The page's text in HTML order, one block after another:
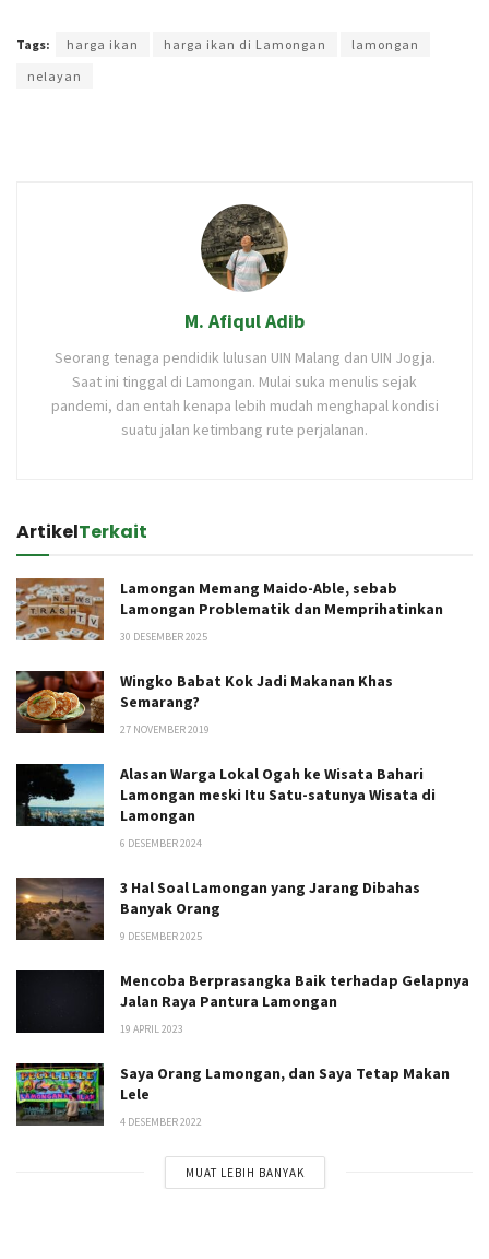
Tags: harga ikan harga ikan di Lamongan
lamongan
nelayan
M. Afiqul Adib
Seorang tenaga pendidik lulusan UIN Malang dan UIN Jogja.
Saat ini tinggal di Lamongan. Mulai suka menulis sejak
pandemi, dan entah kenapa lebih mudah menghapal kondisi
suatu jalan ketimbang rute perjalanan.
ArtikelTerkait
Lamongan Memang Maido-Able, sebab
Lamongan Problematik dan Memprihatinkan
30 DESEMBER 2025
Wingko Babat Kok Jadi Makanan Khas
Semarang?
27 NOVEMBER 2019
Alasan Warga Lokal Ogah ke Wisata Bahari
Lamongan meski Itu Satu-satunya Wisata di
Lamongan
6 DESEMBER 2024
3 Hal Soal Lamongan yang Jarang Dibahas
Banyak Orang
9 DESEMBER 2025
Mencoba Berprasangka Baik terhadap Gelapnya
Jalan Raya Pantura Lamongan
19 APRIL 2023
Saya Orang Lamongan, dan Saya Tetap Makan
Lele
4 DESEMBER 2022
MUAT LEBIH BANYAK